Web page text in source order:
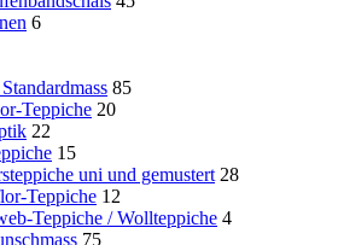
6
85
Teppiche 20
22
15
uni und gemustert 28
Teppiche 12
Teppiche / Wollteppiche 4
75